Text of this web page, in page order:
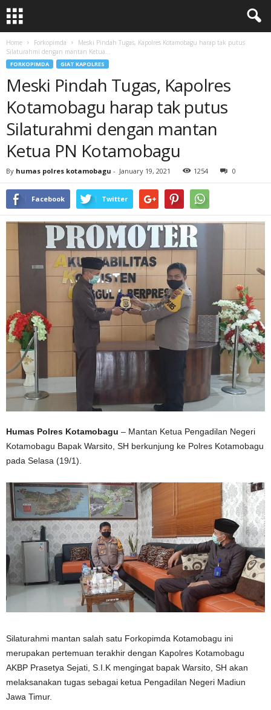
Home Forkopimda
Meski Pindah Tugas, Kapolres Kotamobagu harap tak putus
Silaturahmi dengan mantan Ketua...
FORKOPIMDA GIAT KAPOLRES
Meski Pindah Tugas, Kapolres
Kotamobagu harap tak putus
Silaturahmi dengan mantan
Ketua PN Kotamobagu
By humas polres kotamobagu - January 19, 2021 1254 0
Facebook Twitter
Humas Polres Kotamobagu – Mantan Ketua Pengadilan Negeri
Kotamobagu Bapak Warsito, SH berkunjung ke Polres Kotamobagu
pada Selasa (19/1).
Silaturahmi mantan salah satu Forkopimda Kotamobagu ini
merupakan pertemuan terakhir dengan Kapolres Kotamobagu
AKBP Prasetya Sejati, S.I.K mengingat bapak Warsito, SH akan
melaksanakan tugas sebagai ketua Pengadilan Negeri Madiun
Jawa Timur.